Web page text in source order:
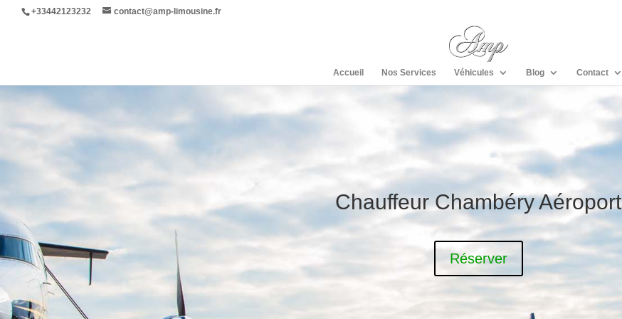
+33442123232 contact@amp-limousine.fr
Accueil Nos Services Véhicules Blog Contact
Chauffeur Chambéry Aéroport
Réserver